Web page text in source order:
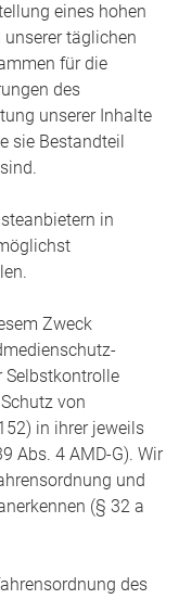
eines hohen
täglichen
für die
des
unserer Inhalte
sie Bestandteil
in
Zweck
Selbstkontrolle
von
in ihrer jeweils
Abs. 4 AMD-G). Wir
und
(§ 32 a
des